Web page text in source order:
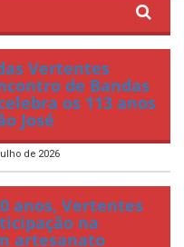
Vertentes
de Bandas
os 113 anos
José
de 2026
anos, Vertentes
na
artesanato